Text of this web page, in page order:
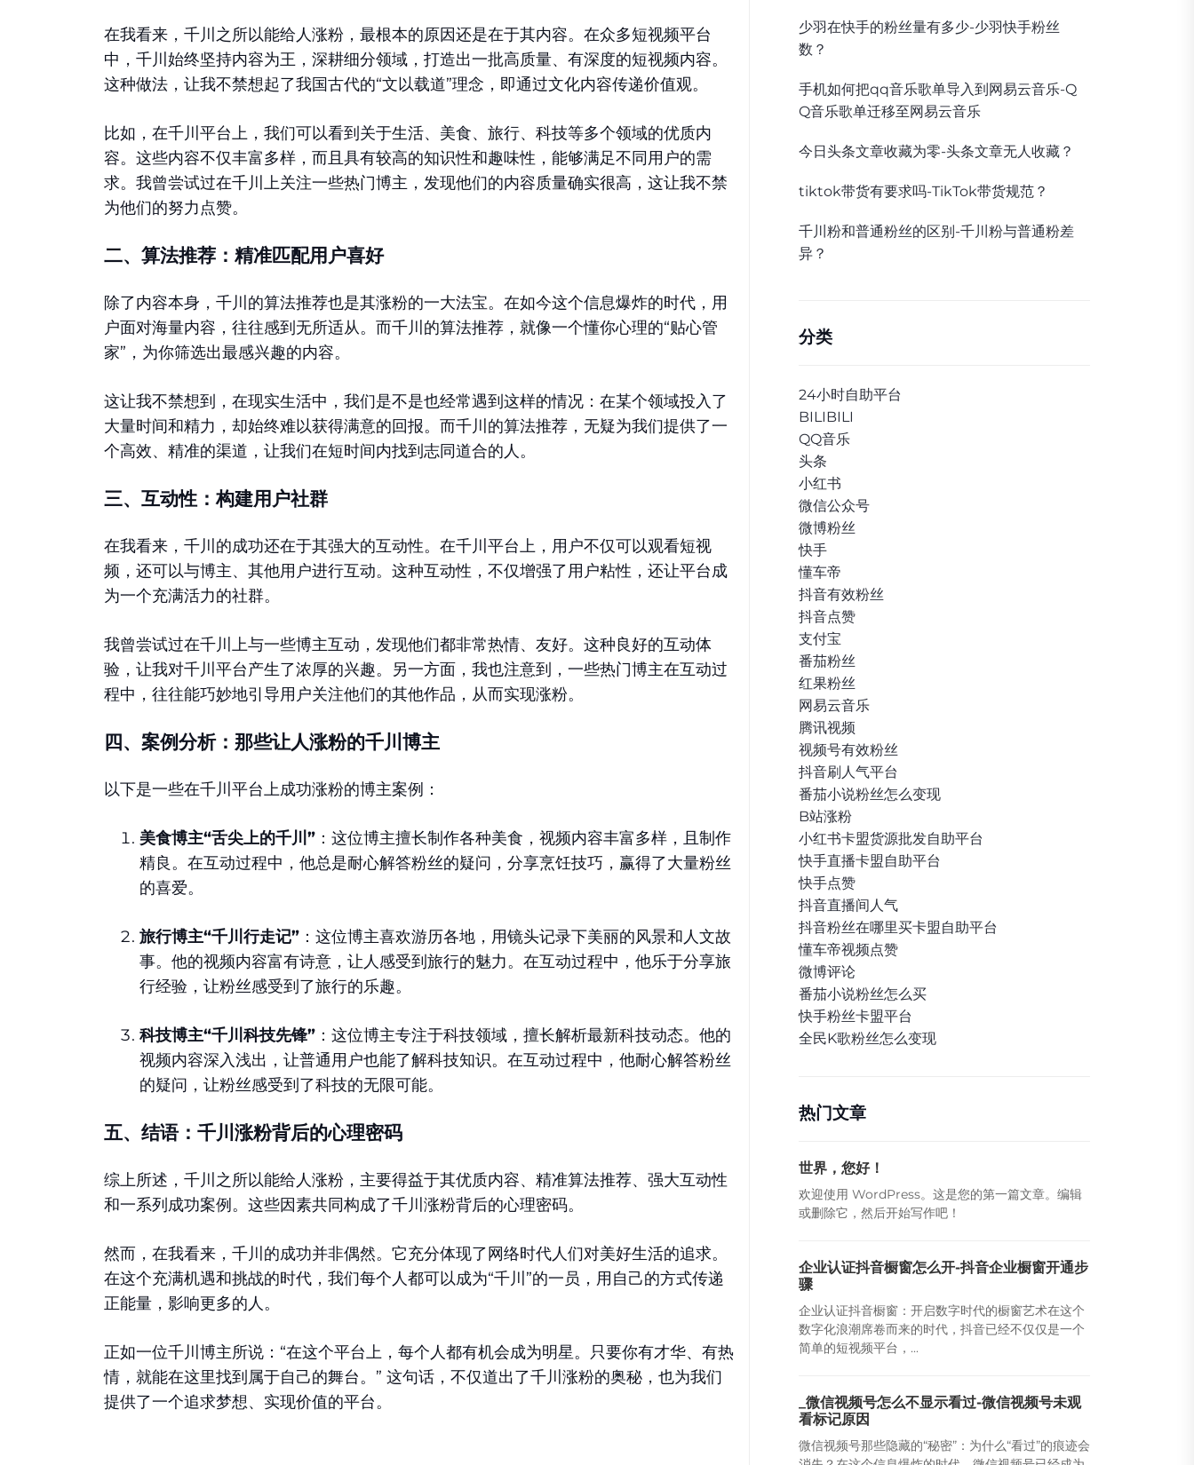
在我看来，千川之所以能给人涨粉，最根本的原因还是在于其内容。在众多短视频平台
中，千川始终坚持内容为王，深耕细分领域，打造出一批高质量、有深度的短视频内容。
这种做法，让我不禁想起了我国古代的“文以载道”理念，即通过文化内容传递价值观。
比如，在千川平台上，我们可以看到关于生活、美食、旅行、科技等多个领域的优质内
容。这些内容不仅丰富多样，而且具有较高的知识性和趣味性，能够满足不同用户的需
求。我曾尝试过在千川上关注一些热门博主，发现他们的内容质量确实很高，这让我不禁
为他们的努力点赞。
二、算法推荐：精准匹配用户喜好
除了内容本身，千川的算法推荐也是其涨粉的一大法宝。在如今这个信息爆炸的时代，用
户面对海量内容，往往感到无所适从。而千川的算法推荐，就像一个懂你心理的“贴心管
家”，为你筛选出最感兴趣的内容。
这让我不禁想到，在现实生活中，我们是不是也经常遇到这样的情况：在某个领域投入了
大量时间和精力，却始终难以获得满意的回报。而千川的算法推荐，无疑为我们提供了一
个高效、精准的渠道，让我们在短时间内找到志同道合的人。
三、互动性：构建用户社群
在我看来，千川的成功还在于其强大的互动性。在千川平台上，用户不仅可以观看短视
频，还可以与博主、其他用户进行互动。这种互动性，不仅增强了用户粘性，还让平台成
为一个充满活力的社群。
我曾尝试过在千川上与一些博主互动，发现他们都非常热情、友好。这种良好的互动体
验，让我对千川平台产生了浓厚的兴趣。另一方面，我也注意到，一些热门博主在互动过
程中，往往能巧妙地引导用户关注他们的其他作品，从而实现涨粉。
四、案例分析：那些让人涨粉的千川博主
以下是一些在千川平台上成功涨粉的博主案例：
美食博主“舌尖上的千川” ：这位博主擅长制作各种美食，视频内容丰富多样，且制作
精良。在互动过程中，他总是耐心解答粉丝的疑问，分享烹饪技巧，赢得了大量粉丝
的喜爱。
旅行博主“千川行走记” ：这位博主喜欢游历各地，用镜头记录下美丽的风景和人文故
事。他的视频内容富有诗意，让人感受到旅行的魅力。在互动过程中，他乐于分享旅
行经验，让粉丝感受到了旅行的乐趣。
科技博主“千川科技先锋” ：这位博主专注于科技领域，擅长解析最新科技动态。他的
视频内容深入浅出，让普通用户也能了解科技知识。在互动过程中，他耐心解答粉丝
的疑问，让粉丝感受到了科技的无限可能。
五、结语：千川涨粉背后的心理密码
综上所述，千川之所以能给人涨粉，主要得益于其优质内容、精准算法推荐、强大互动性
和一系列成功案例。这些因素共同构成了千川涨粉背后的心理密码。
然而，在我看来，千川的成功并非偶然。它充分体现了网络时代人们对美好生活的追求。
在这个充满机遇和挑战的时代，我们每个人都可以成为“千川”的一员，用自己的方式传递
正能量，影响更多的人。
正如一位千川博主所说：“在这个平台上，每个人都有机会成为明星。只要你有才华、有热
情，就能在这里找到属于自己的舞台。” 这句话，不仅道出了千川涨粉的奥秘，也为我们
提供了一个追求梦想、实现价值的平台。
少羽在快手的粉丝量有多少-少羽快手粉丝
数？
手机如何把qq音乐歌单导入到网易云音乐-Q
Q音乐歌单迁移至网易云音乐
今日头条文章收藏为零-头条文章无人收藏？
tiktok带货有要求吗-TikTok带货规范？
千川粉和普通粉丝的区别-千川粉与普通粉差
异？
分类
24小时自助平台
BILIBILI
QQ音乐
头条
小红书
微信公众号
微博粉丝
快手
懂车帝
抖音有效粉丝
抖音点赞
支付宝
番茄粉丝
红果粉丝
网易云音乐
腾讯视频
视频号有效粉丝
抖音刷人气平台
番茄小说粉丝怎么变现
B站涨粉
小红书卡盟货源批发自助平台
快手直播卡盟自助平台
快手点赞
抖音直播间人气
抖音粉丝在哪里买卡盟自助平台
懂车帝视频点赞
微博评论
番茄小说粉丝怎么买
快手粉丝卡盟平台
全民K歌粉丝怎么变现
热门文章
世界，您好！
欢迎使用 WordPress。这是您的第一篇文章。编辑
或删除它，然后开始写作吧！
企业认证抖音橱窗怎么开-抖音企业橱窗开通步
骤
企业认证抖音橱窗：开启数字时代的橱窗艺术在这个
数字化浪潮席卷而来的时代，抖音已经不仅仅是一个
简单的短视频平台，...
_微信视频号怎么不显示看过-微信视频号未观
看标记原因
微信视频号那些隐藏的“秘密”：为什么“看过”的痕迹会